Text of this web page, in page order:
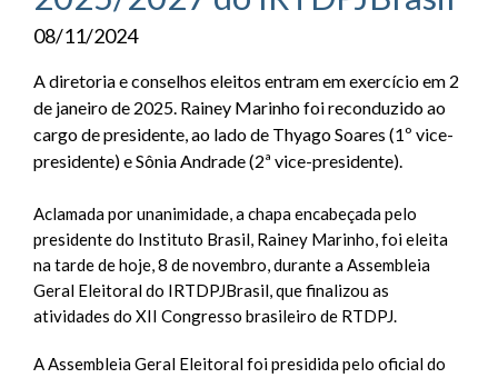
08/11/2024
A diretoria e conselhos eleitos entram em exercício em 2
de janeiro de 2025. Rainey Marinho foi reconduzido ao
cargo de presidente, ao lado de Thyago Soares (1º vice-
presidente) e Sônia Andrade (2ª vice-presidente).
Aclamada por unanimidade, a chapa encabeçada pelo
presidente do Instituto Brasil, Rainey Marinho, foi eleita
na tarde de hoje, 8 de novembro, durante a Assembleia
Geral Eleitoral do IRTDPJBrasil, que finalizou as
atividades do XII Congresso brasileiro de RTDPJ.
A Assembleia Geral Eleitoral foi presidida pelo oficial do